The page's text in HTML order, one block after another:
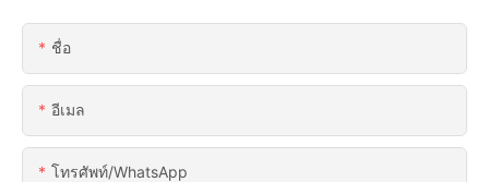
ชื่อ
อีเมล
โทรศัพท์/WhatsApp